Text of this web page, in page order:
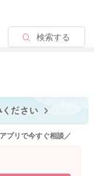
検索する
プリで今すぐ相談／